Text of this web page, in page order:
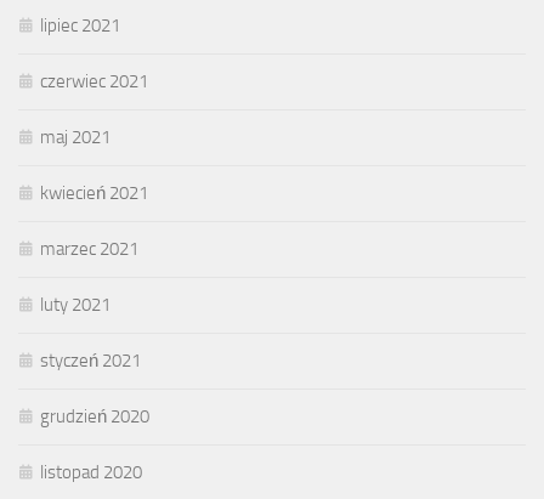
lipiec 2021
czerwiec 2021
maj 2021
kwiecień 2021
marzec 2021
luty 2021
styczeń 2021
grudzień 2020
listopad 2020